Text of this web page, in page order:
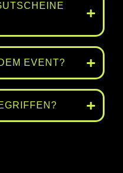
EVENT?